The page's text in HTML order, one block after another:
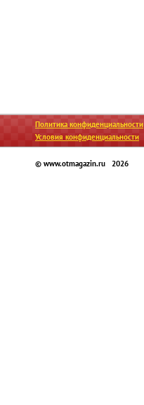
Политика конфиденциальности
Условия конфиденциальности
© www.otmagazin.ru 2026